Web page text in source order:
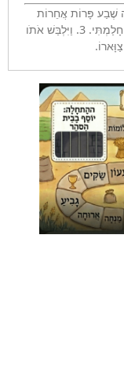
אֲחֵרוֹת
עֹלוֹת אַחֲרֵיהֶן. 2. וַיֹּאמֶר פַּרְעֹה אֶל יוֹסֵף חֲלוֹם חָלַמְתִּי. 3. וַיִּלְבַּשׁ אֹתֹו